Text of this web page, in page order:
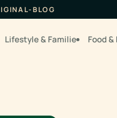
BLOG
Lifestyle & Familie Food